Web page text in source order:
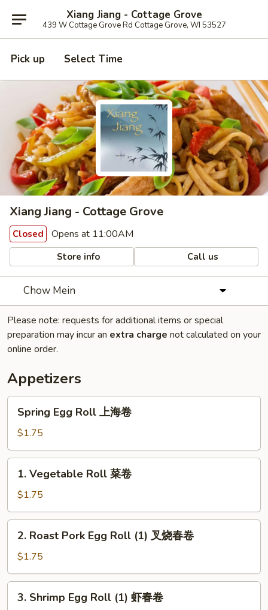
Xiang Jiang - Cottage Grove
439 W Cottage Grove Rd Cottage Grove, WI 53527
Pick up Select Time
Xiang Jiang - Cottage Grove
Closed Opens at 11:00AM
Store info Call us
Chow Mein
Please note: requests for additional items or special
preparation may incur an extra charge not calculated on your
online order.
Appetizers
Egg
Roll
上
海
Spring Egg Roll 上海卷
$1.75
Vegetable
Roll
菜
卷
1. Vegetable Roll 菜卷
$1.75
Roast
Pork
Egg
Roll
(1)
2. Roast Pork Egg Roll (1) 叉烧春卷
$1.75
Shrimp
3. Shrimp Egg Roll (1) 虾春卷